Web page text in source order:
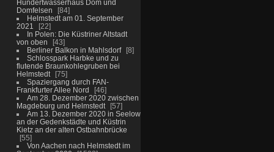
Hundertwasserhaus Dom und
Domfelsen
84
Helmstedt am 01. September
2021
22
In Polen: Die Küstriner Altstadt
von oben
43
Berliner Balkon in Mahlsdorf
8
Schlosspark Harbke und zu
flutende Braunkohlegruben bei
Helmstedt
75
Spaziergang durch FAN-
Frankfurter Allee Nord
46
Am 28. Dezember 2020 zwischen
Magdeburg und Helmstedt
57
Am 13. Dezember 2020 in Seelow
an der Gedenkstädte und Küstrin
Kietz an der alten Ostbahnbrücke
55
Von Aachen nach Helmstedt im